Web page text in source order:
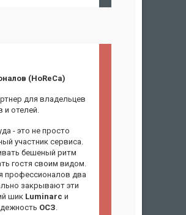
(HoReCa)
для владельцев
и отелей.
- это не просто
участник сервиса.
бешеный ритм
гостя своим видом.
профессионалов два
закрывают эти
шик Luminarcи
ОСЗ